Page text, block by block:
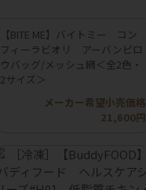
【BITE ME】バイトミー コン
フィーラビオリ アーバンピロ
ウバッグ/メッシュ網＜全2色・
2サイズ＞
メーカー希望小売価格
21,600円